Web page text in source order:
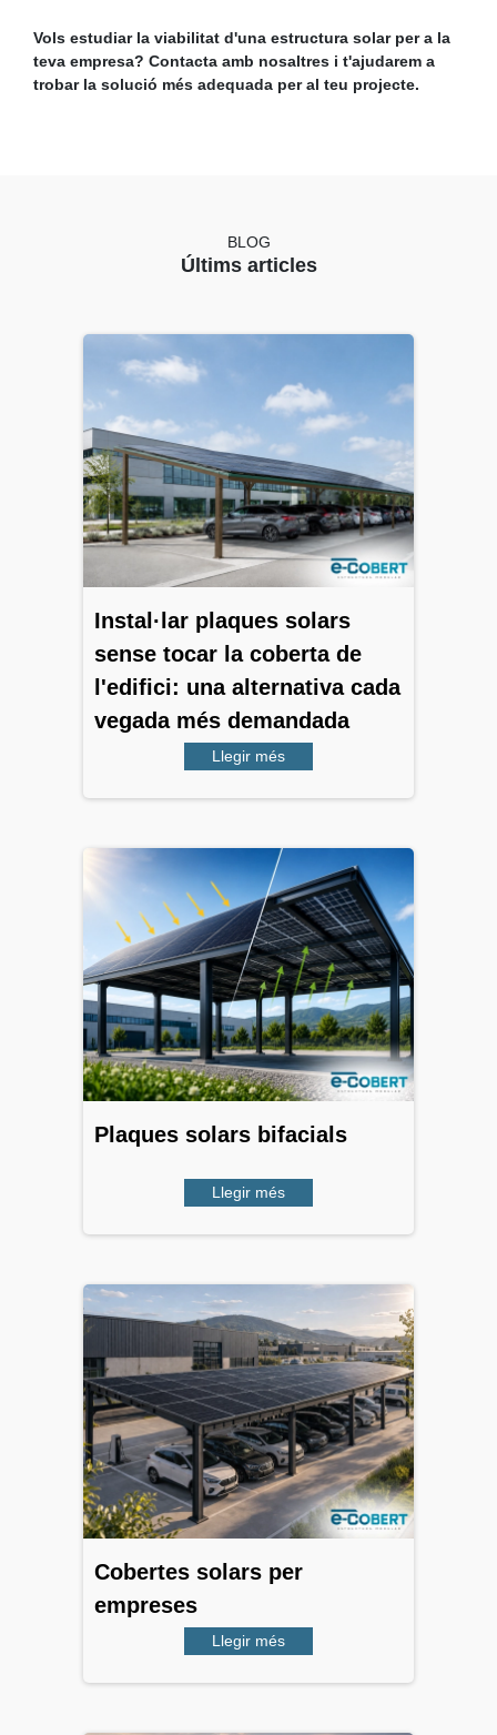
Vols estudiar la viabilitat d'una estructura solar per a la
teva empresa? Contacta amb nosaltres i t'ajudarem a
trobar la solució més adequada per al teu projecte.
BLOG
Últims articles
Instal·lar plaques solars
sense tocar la coberta de
l'edifici: una alternativa cada
vegada més demandada
Llegir més
Plaques solars bifacials
Llegir més
Cobertes solars per
empreses
Llegir més